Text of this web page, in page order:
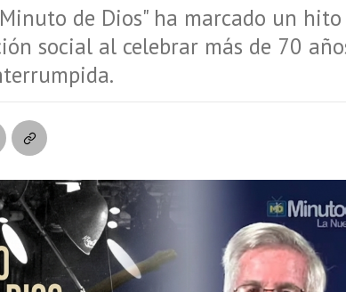
de Dios" ha marcado un
social al celebrar más de 70